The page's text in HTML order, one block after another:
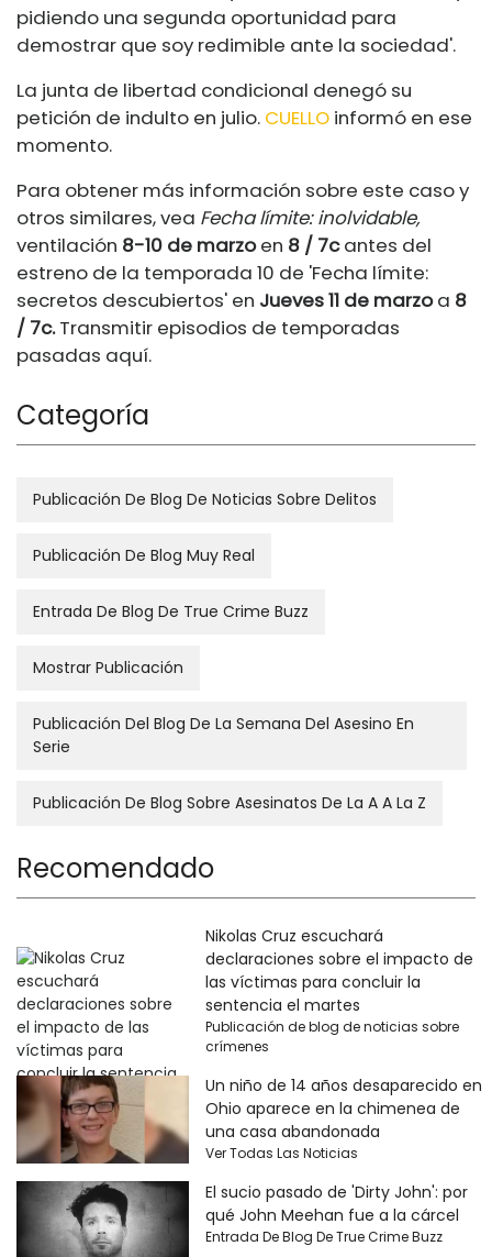
pidiendo una segunda oportunidad para
demostrar que soy redimible ante la sociedad'.
La junta de libertad condicional denegó su
petición de indulto en julio. CUELLO informó en ese
momento.
Para obtener más información sobre este caso y
otros similares, vea Fecha límite: inolvidable,
ventilación 8-10 de marzoen 8 / 7cantes del
estreno de la temporada 10 de 'Fecha límite:
secretos descubiertos' en Jueves 11 de marzoa 8
/ 7c.Transmitir episodios de temporadas
pasadas aquí.
Categoría
Publicación De Blog De Noticias Sobre Delitos
Publicación De Blog Muy Real
Entrada De Blog De True Crime Buzz
Mostrar Publicación
Publicación Del Blog De La Semana Del Asesino En
Serie
Publicación De Blog Sobre Asesinatos De La A A La Z
Recomendado
Nikolas Cruz escuchará
declaraciones sobre el impacto de
las víctimas para concluir la
sentencia el martes
Publicación de blog de noticias sobre
crímenes
Un niño de 14 años desaparecido en
Ohio aparece en la chimenea de
una casa abandonada
Ver Todas Las Noticias
El sucio pasado de 'Dirty John': por
qué John Meehan fue a la cárcel
Entrada De Blog De True Crime Buzz